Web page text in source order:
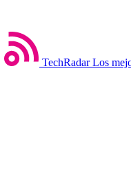
TechRadar Los